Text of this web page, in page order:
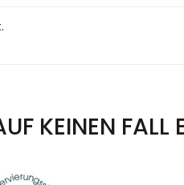
KEINEN FALL